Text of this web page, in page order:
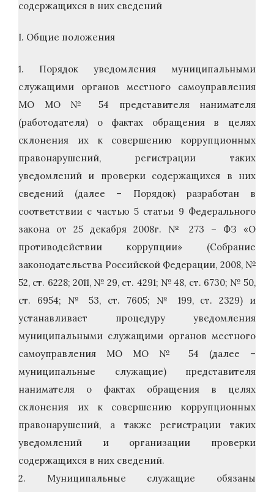
содержащихся в них сведений
I. Общие положения
1. Порядок уведомления муниципальными
служащими органов местного самоуправления
МО МО № 54 представителя нанимателя
(работодателя) о фактах обращения в целях
склонения их к совершению коррупционных
правонарушений, регистрации таких
уведомлений и проверки содержащихся в них
сведений (далее – Порядок) разработан в
соответствии с частью 5 статьи 9 Федерального
закона от 25 декабря 2008г. № 273 – ФЗ «О
противодействии коррупции» (Собрание
законодательства Российской Федерации, 2008, №
52, ст. 6228; 2011, № 29, ст. 4291; № 48, ст. 6730; № 50,
ст. 6954; № 53, ст. 7605; № 199, ст. 2329) и
устанавливает процедуру уведомления
муниципальными служащими органов местного
самоуправления МО МО № 54 (далее –
муниципальные служащие) представителя
нанимателя о фактах обращения в целях
склонения их к совершению коррупционных
правонарушений, а также регистрации таких
уведомлений и организации проверки
содержащихся в них сведений.
2. Муниципальные служащие обязаны